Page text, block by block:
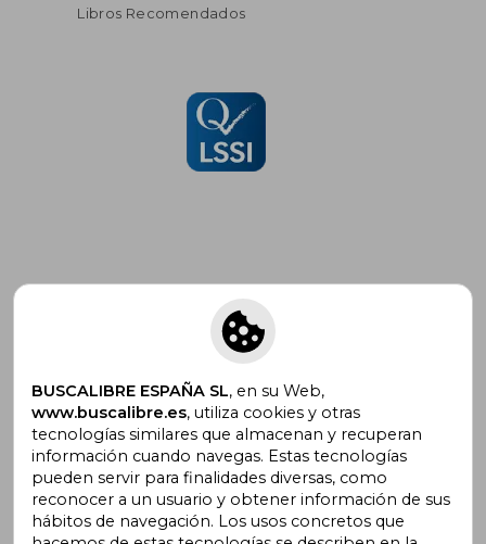
Libros Recomendados
Suscríbete para recibir ofertas y
promociones
¿Necesitas ayuda?
Ir a Centro de Soporte
BUSCALIBRE ESPAÑA SL, en su Web,
www.buscalibre.es, utiliza cookies y otras
tecnologías similares que almacenan y recuperan
información cuando navegas. Estas tecnologías
pueden servir para finalidades diversas, como
reconocer a un usuario y obtener información de sus
hábitos de navegación. Los usos concretos que